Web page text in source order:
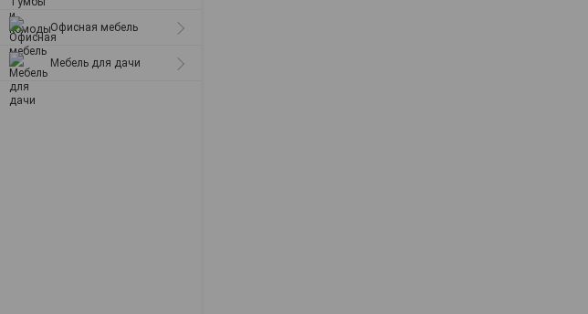
Офисная мебель
Мебель для дачи